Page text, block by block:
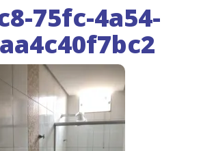
75fc-4a54-